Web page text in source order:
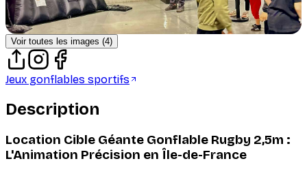
Voir toutes les images (4)
Jeux gonflables sportifs
Description
Location Cible Géante Gonflable Rugby 2,5m :
L'Animation Précision en Île-de-France